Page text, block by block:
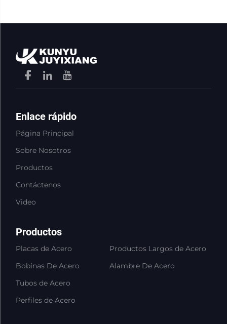
Enlace rápido
Página Principal
Sobre Nosotros
Productos
Contáctenos
Video
Productos
Placas de Acero
Bobinas De Acero
Tubos de Acero
Perfiles de Acero
Productos Largos de Acero
Alambre De Acero